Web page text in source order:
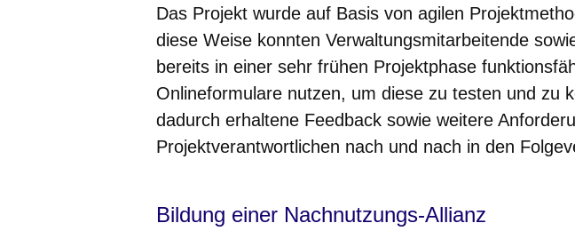
Das Projekt wurde auf Basis von agilen
diese Weise konnten Verwaltungsmitarbeitende
bereits in einer sehr frühen Projektphase
Onlineformulare nutzen, um diese zu testen und zu
dadurch erhaltene Feedback sowie weitere
Projektverantwortlichen nach und nach in den
Bildung einer Nachnutzungs-Allianz